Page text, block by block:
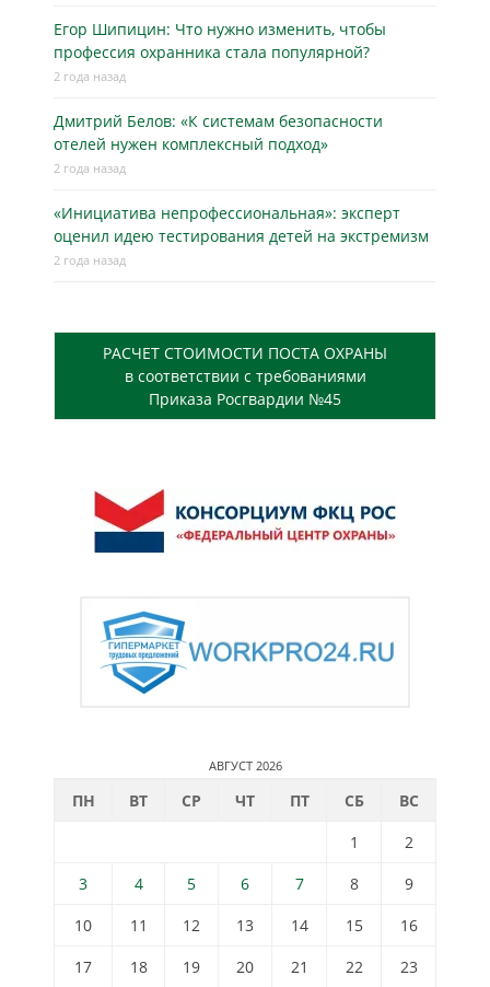
Егор Шипицин: Что нужно изменить, чтобы
профессия охранника стала популярной?
2 года назад
Дмитрий Белов: «К системам безопасности
отелей нужен комплексный подход»
2 года назад
«Инициатива непрофессиональная»: эксперт
оценил идею тестирования детей на экстремизм
2 года назад
РАСЧЕТ СТОИМОСТИ ПОСТА ОХРАНЫ
в соответствии с требованиями
Приказа Росгвардии №45
АВГУСТ 2026
ПН ВТ СР ЧТ ПТ СБ
ВС
1
2
3
4 5 6 7 8
9
10
11 12 13 14 15
16
17
18 19 20 21 22
23